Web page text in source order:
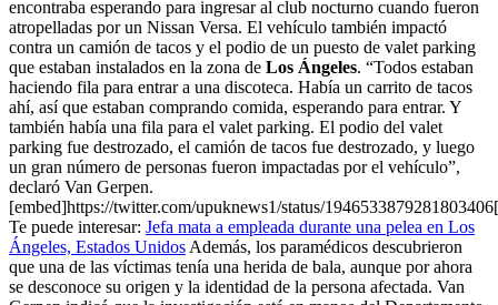
encontraba esperando para ingresar al club nocturno cuando fueron
atropelladas por un Nissan Versa. El vehículo también impactó
contra un camión de tacos y el podio de un puesto de valet parking
que estaban instalados en la zona de Los Ángeles. “Todos estaban
haciendo fila para entrar a una discoteca. Había un carrito de tacos
ahí, así que estaban comprando comida, esperando para entrar. Y
también había una fila para el valet parking. El podio del valet
parking fue destrozado, el camión de tacos fue destrozado, y luego
un gran número de personas fueron impactadas por el vehículo”,
declaró Van Gerpen.
[embed]https://twitter.com/upuknews1/status/
Te puede interesar: Jefa mata a empleada durante una pelea en Los
Ángeles, Estados Unidos Además, los paramédicos descubrieron
que una de las víctimas tenía una herida de bala, aunque por ahora
se desconoce su origen y la identidad de la persona afectada. Van